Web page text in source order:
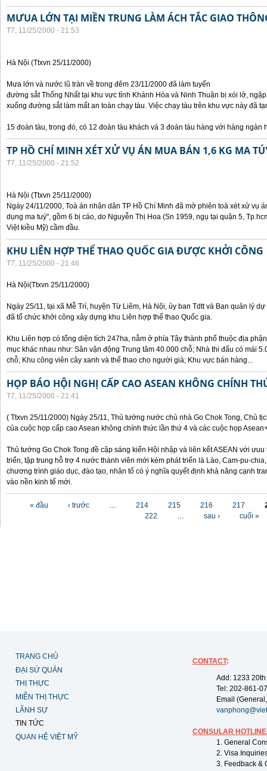
MƯUA LỚN TẠI MIỀN TRUNG LÀM ÁCH TẮC GIAO
T7, 11/25/2000 - 21:53
Hà Nội (Ttxvn 25/11/2000)
Mưa lớn và nước lũ tràn về trong đêm 23/11/2000 đã làm tuyến
đường sắt Thống Nhất tại khu vực tỉnh Khánh Hòa và Ninh Thuận bị xói lở,
xuống đường sắt làm mất an toàn chạy tàu. Việc chạy tàu trên khu vực này đã
15 đoàn tàu, trong đó, có 12 đoàn tàu khách và 3 đoàn tàu hàng với hàng
TP HỒ CHÍ MINH XÉT XỬ VỤ ÁN MUA BÁN 1,6 KG MA
T7, 11/25/2000 - 21:52
Hà Nội (Ttxvn 25/11/2000)
Ngày 24/11/2000, Toà án nhân dân TP Hồ Chí Minh đã mở phiên toà xét xử vụ
dụng ma tuý", gồm 6 bị cáo, do Nguyễn Thị Hoa (Sn 1959, ngụ tại quận 5,
Việt kiều Mỹ) cầm đầu.
KHU LIÊN HỢP THỂ THAO QUỐC GIA ĐƯỢC KHỞI CÔNG
T7, 11/25/2000 - 21:46
Hà Nội(Ttxvn 25/11/2000)
Ngày 25/11, tại xã Mễ Trì, huyện Từ Liêm, Hà Nội, ủy ban Tdtt và Ban quản lý
đã tổ chức khởi công xây dựng khu Liên hợp thể thao Quốc gia.
Khu Liên hợp có tổng diện tích 247ha, nằm ở phía Tây thành phố thuộc địa
mục khác nhau như: Sân vận động Trung tâm 40.000 chỗ; Nhà thi đấu có mái
chỗ; Khu công viên cây xanh và thể thao cho người già; Khu vực bán hàng...
HỌP BÁO HỘI NGHỊ CẤP CAO ASEAN KHÔNG CHÍNH
T7, 11/25/2000 - 21:41
( Ttxvn 25/11/2000) Ngày 25/11, Thủ tướng nước chủ nhà Go Chok Tong, Chủ
của cuộc họp cấp cao Asean không chính thức lần thứ 4 và các cuộc họp
Thủ tướng Go Chok Tong đề cập sáng kiến Hội nhập và liên kết ASEAN với
triển, tập trung hỗ trợ 4 nước thành viên mới kém phát triển là Lào, Cam-pu-
chương trình giáo dục, đào tạo, nhân tố có ý nghĩa quyết định khả năng cạnh
vào nền kinh tế mới.
« đầu ‹ trước … 214 215 216 217
222
… sau › cuối »
TRANG CHỦ
ĐẠI SỨ QUÁN
THỊ THỰC
MIỄN THỊ THỰC
LÃNH SỰ
TIN TỨC
QUAN HỆ VIỆT MỸ
CONTACT:
Add: 1233
Tel: 202-861-
Email
CONSULAR
1. General
2. Visa
3. Feedback &